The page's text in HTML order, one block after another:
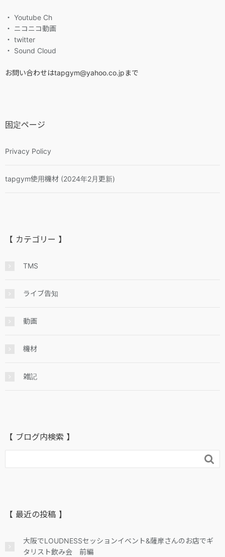
・ Youtube Ch
・ ニコニコ動画
・ twitter
・ Sound Cloud
お問い合わせはtapgym@yahoo.co.jpまで
固定ページ
Privacy Policy
tapgym使用機材 (2024年2月更新)
【 カテゴリー 】
TMS
ライブ告知
動画
機材
雑記
【 ブログ内検索 】

【 最近の投稿 】
大阪でLOUDNESSセッションイベント&薩摩さんのお店でギ
タリスト飲み会 前編